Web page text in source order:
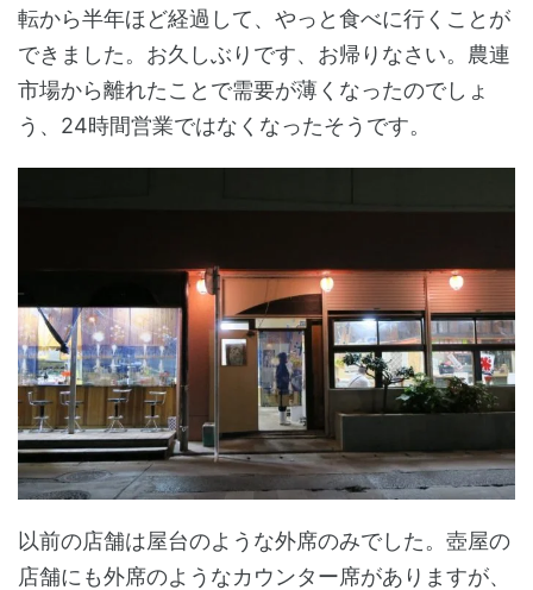
転から半年ほど経過して、やっと食べに行くことが
できました。お久しぶりです、お帰りなさい。農連
市場から離れたことで需要が薄くなったのでしょ
う、24時間営業ではなくなったそうです。
以前の店舗は屋台のような外席のみでした。壺屋の
店舗にも外席のようなカウンター席がありますが、